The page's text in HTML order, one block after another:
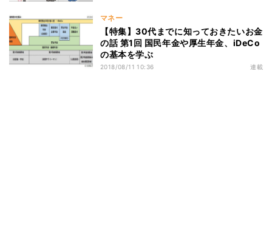
マネー
【特集】30代までに知っておきたいお金
の話 第1回 国民年金や厚生年金、iDeCo
の基本を学ぶ
2018/08/11 10:36 連載